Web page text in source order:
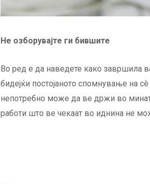
Не озборувајте ги бившите
Во ред е да наведете како завршила
бидејќи постојаното спомнување на
непотребно може да ве држи во
работи што ве чекаат во иднина не